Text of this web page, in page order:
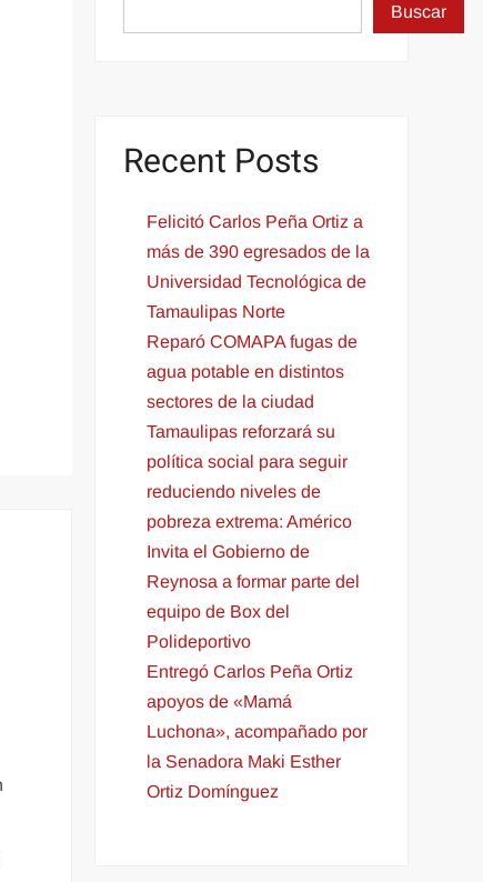
Buscar
Recent Posts
Felicitó Carlos Peña Ortiz a
más de 390 egresados de la
Universidad Tecnológica de
Tamaulipas Norte
Reparó COMAPA fugas de
agua potable en distintos
sectores de la ciudad
Tamaulipas reforzará su
política social para seguir
reduciendo niveles de
pobreza extrema: Américo
Invita el Gobierno de
Reynosa a formar parte del
equipo de Box del
Polideportivo
Entregó Carlos Peña Ortiz
apoyos de «Mamá
Luchona», acompañado por
la Senadora Maki Esther
Ortiz Domínguez